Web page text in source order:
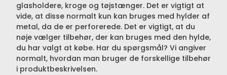
glasholdere, kroge og tøjstænger. Det er vigtigt at
vide, at disse normalt kun kan bruges med hylder af
metal, da de er perforerede. Det er vigtigt, at du
nøje vælger tilbehør, der kan bruges med den hylde,
du har valgt at købe. Har du spørgsmål? Vi angiver
normalt, hvordan man bruger de forskellige tilbehør
i produktbeskrivelsen.